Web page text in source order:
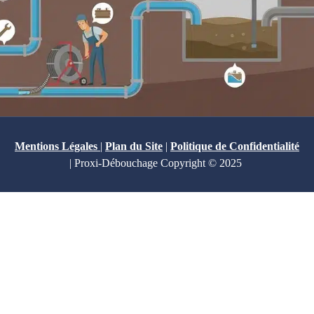
Mentions Légales | Plan du Site | Politique de Confidentialité
| Proxi-Débouchage Copyright © 2025